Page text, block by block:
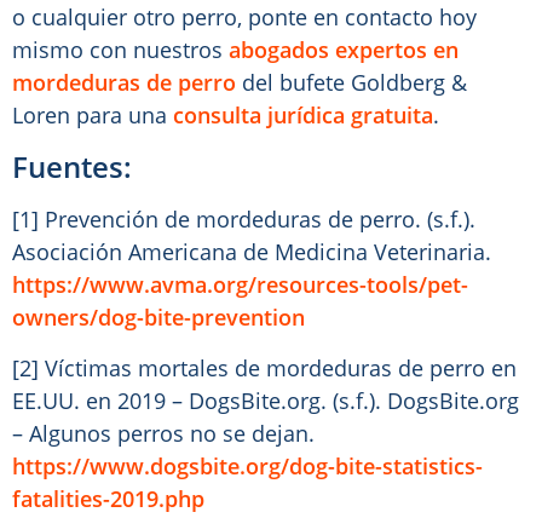
o cualquier otro perro, ponte en contacto hoy
mismo con nuestros abogados expertos en
mordeduras de perro del bufete Goldberg &
Loren para una consulta jurídica gratuita.
Fuentes:
[1] Prevención de mordeduras de perro. (s.f.).
Asociación Americana de Medicina Veterinaria.
https://www.avma.org/resources-tools/pet-
owners/dog-bite-prevention
[2] Víctimas mortales de mordeduras de perro en
EE.UU. en 2019 – DogsBite.org. (s.f.). DogsBite.org
– Algunos perros no se dejan.
https://www.dogsbite.org/dog-bite-statistics-
fatalities-2019.php